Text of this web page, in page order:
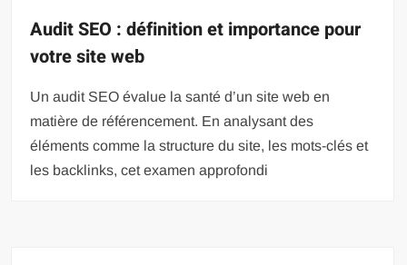
Audit SEO : définition et importance pour
votre site web
Un audit SEO évalue la santé d’un site web en
matière de référencement. En analysant des
éléments comme la structure du site, les mots-clés et
les backlinks, cet examen approfondi